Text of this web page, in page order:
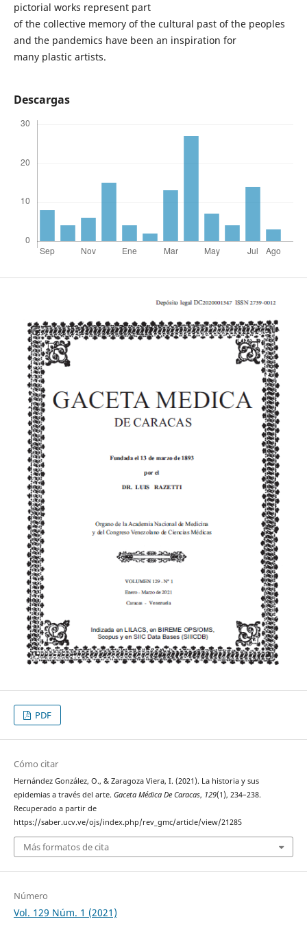
pictorial works represent part
of the collective memory of the cultural past of the peoples
and the pandemics have been an inspiration for
many plastic artists.
Descargas
PDF
Cómo citar
Hernández González, O., & Zaragoza Viera, I. (2021). La historia y sus
epidemias a través del arte. Gaceta Médica De Caracas, 129(1), 234–238.
Recuperado a partir de
https://saber.ucv.ve/ojs/index.php/rev_gmc/article/view/21285
Más formatos de cita
Número
Vol. 129 Núm. 1 (2021)